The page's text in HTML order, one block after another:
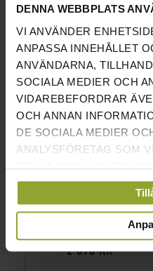
DENNA WEBBPLATS
VI ANVÄNDER
ANPASSA INNEHÅLLET
ANVÄNDARNA,
SOCIALA MEDIER OCH
VIDAREBEFORDRAR
OCH ANNAN
DE SOCIALA MEDIER
ANALYSFÖRETAG SOM
DESSA KAN I SIN TUR
INFORMATIONEN MED
DU HAR
SAMLAT IN NÄR DU HAR
VI HAR HITTAT ANDRA
GILLAR!
PRIS INKL.MOMS
2 890 KR